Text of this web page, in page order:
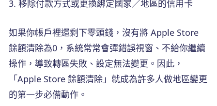
移除付款方式或更換綁定國家／地區的信用卡
如果你帳戶裡還剩下零頭錢，沒有將 Apple Store
餘額清除為0，系統常常會彈錯誤視窗、不給你繼續
操作，導致轉區失敗、設定無法變更。因此，
「Apple Store 餘額清除」就成為許多人做地區變更
的第一步必備動作。